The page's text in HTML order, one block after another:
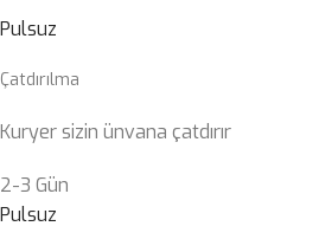
Pulsuz
Çatdırılma
Kuryer sizin ünvana çatdırır
2-3 Gün
Pulsuz